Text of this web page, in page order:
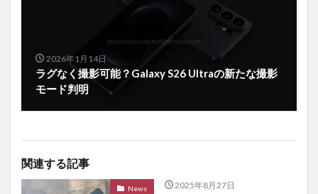
2026年1月14日
ラグなく撮影可能？Galaxy S26 Ultraの新たな撮影
モード判明
関連する記事
News 2025年8月27日